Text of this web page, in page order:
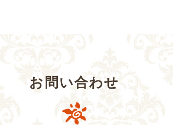
お問い合わせ